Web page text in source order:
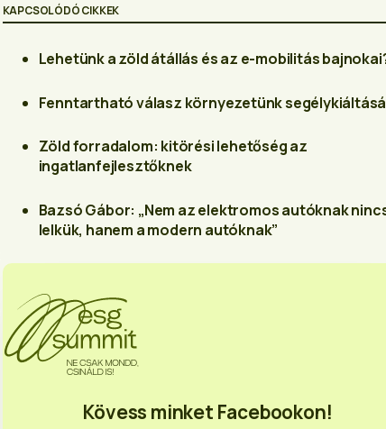
KAPCSOLÓDÓ CIKKEK
Lehetünk a zöld átállás és az e-mobilitás
Fenntartható válasz környezetünk
Zöld forradalom: kitörési lehetőség az
ingatlanfejlesztőknek
Bazsó Gábor: „Nem az elektromos autóknak
lelkük, hanem a modern autóknak”
Kövess minket Facebookon!